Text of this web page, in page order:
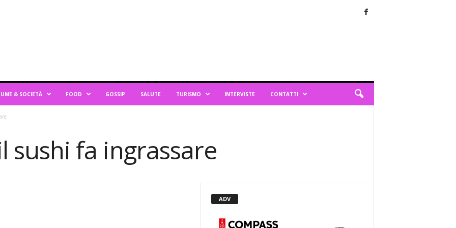
& SOCIETÀ FOOD GOSSIP SALUTE TURISMO INTERVISTE CONTATTI
sushi fa ingrassare
ADV